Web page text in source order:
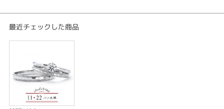
〇婚約・結婚指輪共にメレダイヤのグレードアップ
〇素材は全10種類（Pt900,Pt950,K18WG,K18YG,K18PG,K18CG,K18BNG,
アレンジによって価格が変わります。
詳しくはスタッフまでお問合せ下さいませ。
最近チェックした商品